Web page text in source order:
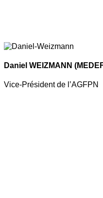
Daniel WEIZMANN
Vice-Président de l’AGFPN